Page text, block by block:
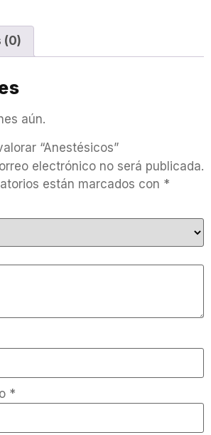
(0)
aún.
“Anestésicos”
electrónico no será publicada.
están marcados con *
*